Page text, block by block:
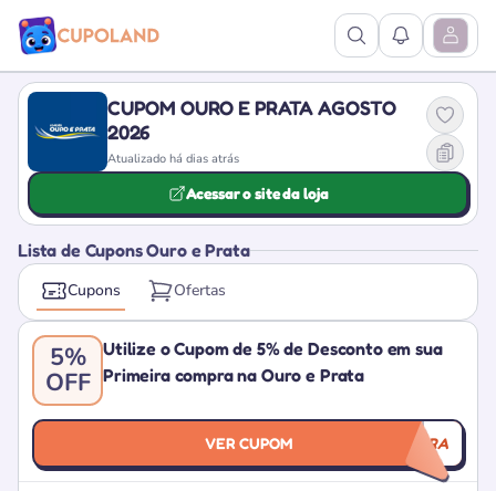
Ver Pesquisa
Ver Abrir
CUPOM OURO E PRATA AGOSTO
2026
Atualizado há dias atrás
Acessar o site da loja
Lista de Cupons Ouro e Prata
Cupons Ofertas
5%
OFF
Utilize o Cupom de 5% de Desconto em sua
Primeira compra na Ouro e Prata
VER CUPOM PRIMEIRACOMPRA